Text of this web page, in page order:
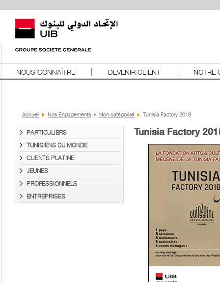
NOUS CONNAÎTRE DEVENIR CLIENT NOTRE
Accueil Nos Engagements Non catégorisé Tunisia Factory 2018
PARTICULIERS
TUNISIENS DU MONDE
CLIENTS PLATINE
JEUNES
PROFESSIONNELS
ENTREPRISES
Tunisia Factory